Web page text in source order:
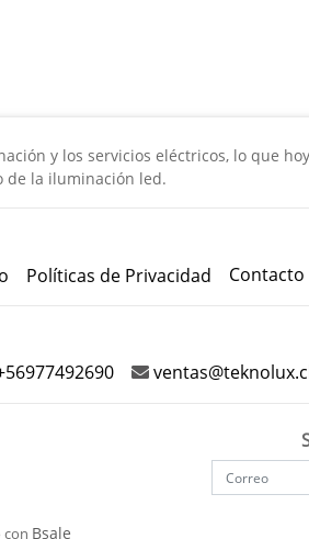
y los servicios eléctricos, lo que
de la iluminación led.
Políticas de Privacidad Contacto
con Bsale